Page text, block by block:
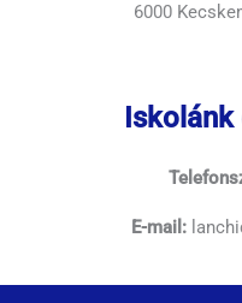
6000
E-mail: